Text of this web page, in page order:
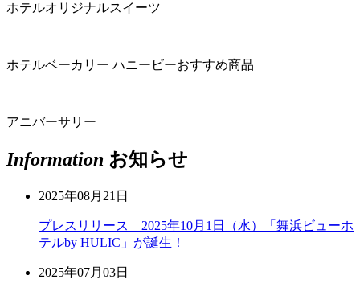
ホテルオリジナルスイーツ
ホテルベーカリー ハニービーおすすめ商品
アニバーサリー
Information お知らせ
2025年08月21日
プレスリリース 2025年10月1日（水）「舞浜ビューホ
テルby HULIC」が誕生！
2025年07月03日